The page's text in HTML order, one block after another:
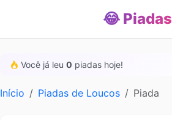
😂 Piadas
Você já leu 0 piadas hoje!
Início Piadas de Loucos Piada